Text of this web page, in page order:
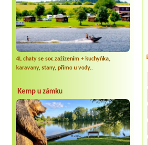
4L chaty se soc.zažízením + kuchyňka,
karavany, stany, přímo u vody..
Kemp u zámku